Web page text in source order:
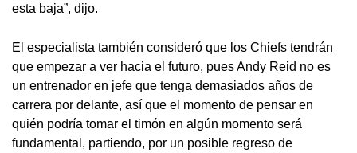
esta baja”, dijo.
El especialista también consideró que los Chiefs tendrán
que empezar a ver hacia el futuro, pues Andy Reid no es
un entrenador en jefe que tenga demasiados años de
carrera por delante, así que el momento de pensar en
quién podría tomar el timón en algún momento será
fundamental, partiendo, por un posible regreso de